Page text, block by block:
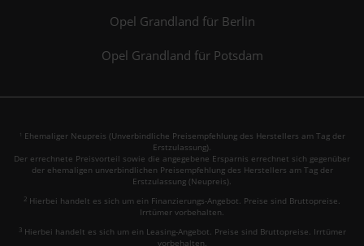
Opel Grandland für Berlin
Opel Grandland für Potsdam
1 Ehemaliger Neupreis (Unverbindliche Preisempfehlung des Herstellers am Tag der
Erstzulassung).
Der errechnete Preisvorteil sowie die angegebene Ersparnis errechnet sich gegenüber
der ehemaligen unverbindlichen Preisempfehlung des Herstellers am Tag der
Erstzulassung (Neupreis).
2 Hierbei handelt es sich um ein Finanzierungs-Angebot. Preise sind Bruttopreise.
Irrtümer vorbehalten.
3 Hierbei handelt es sich um ein Leasing-Angebot. Preise sind Bruttopreise. Irrtümer
vorbehalten.